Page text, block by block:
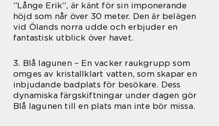
”Långe Erik”, är känt för sin imponerande
höjd som når över 30 meter. Den är belägen
vid Ölands norra udde och erbjuder en
fantastisk utblick över havet.
3. Blå lagunen – En vacker raukgrupp som
omges av kristallklart vatten, som skapar en
inbjudande badplats för besökare. Dess
dynamiska färgskiftningar under dagen gör
Blå lagunen till en plats man inte bör missa.